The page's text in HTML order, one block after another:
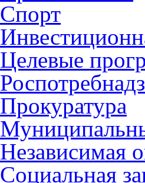
Спорт
Целевые
Прокуратура
Независимая
Социальная